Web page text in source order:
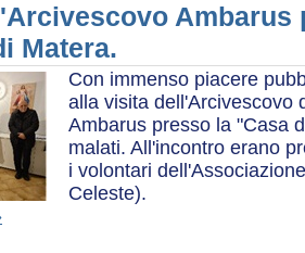
Ambarus
Matera.
Con immenso piacere
alla visita dell'Arcivescovo
Ambarus presso la "Casa
malati. All'incontro erano
i volontari
Celeste).